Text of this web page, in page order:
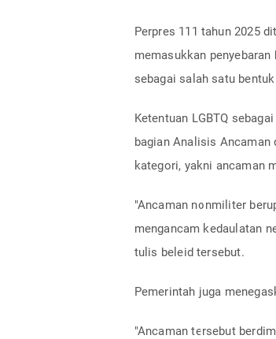
Perpres 111 tahun 2025
memasukkan penyebaran
sebagai salah satu
Ketentuan LGBTQ
bagian Analisis Ancaman
kategori, yakni ancaman
"Ancaman nonmiliter
mengancam kedaulatan
tulis beleid tersebut.
Pemerintah juga
"Ancaman tersebut